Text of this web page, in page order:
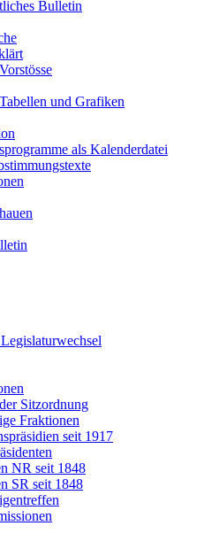
Bulletin
und Grafiken
als Kalenderdatei
Sitzordnung
Fraktionen
seit 1917
NR seit 1848
SR seit 1848